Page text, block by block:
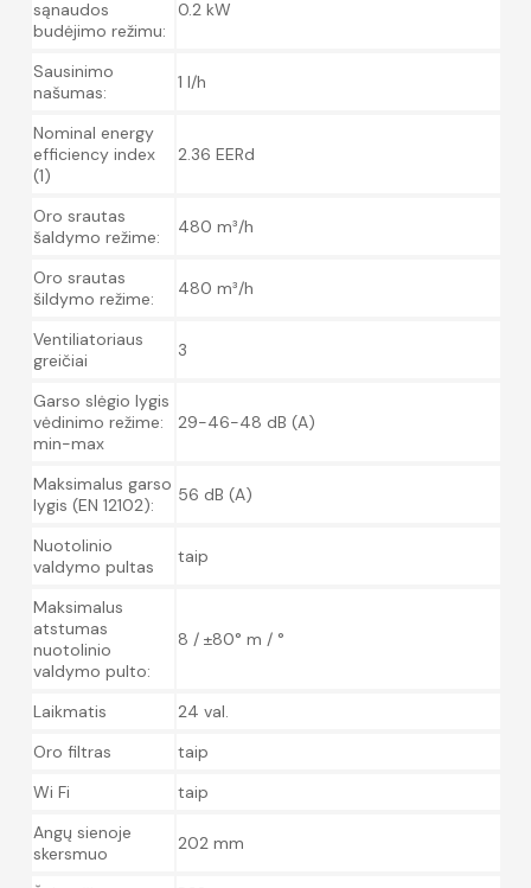
sąnaudos
budėjimo režimu:
0.2 kW
Sausinimo
našumas:
1 l/h
Nominal energy
efficiency index
(1)
2.36 EERd
Oro srautas
šaldymo režime:
480 m³/h
Oro srautas
šildymo režime:
480 m³/h
Ventiliatoriaus
greičiai
3
Garso slėgio lygis
vėdinimo režime:
min-max
29-46-48 dB (A)
Maksimalus garso
lygis (EN 12102):
56 dB (A)
Nuotolinio
valdymo pultas
taip
Maksimalus
atstumas
nuotolinio
valdymo pulto:
8 / ±80° m / °
Laikmatis
24 val.
Oro filtras
taip
Wi Fi
taip
Angų sienoje
skersmuo
202 mm